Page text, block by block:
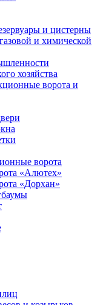
и цистерны
и химической
хозяйства
ворота и
ворота
«Алютех»
«Дорхан»